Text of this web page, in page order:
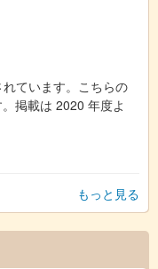
ています。こちらの
掲載は 2020 年度よ
もっと見る